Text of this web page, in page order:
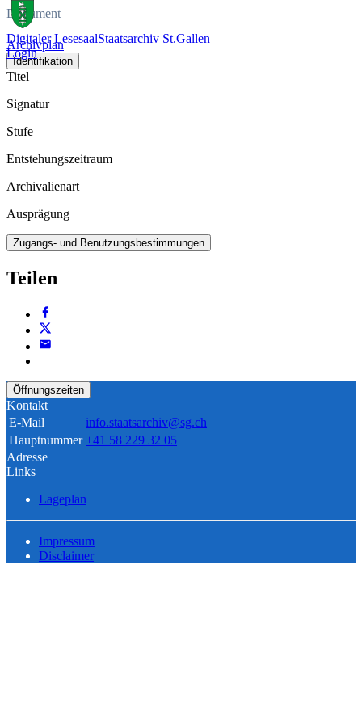
Digitaler LesesaalStaatsarchiv St.Gallen
Login
Dokument
Archivplan
Identifikation
Titel
Signatur
Stufe
Entstehungszeitraum
Archivalienart
Ausprägung
Zugangs- und Benutzungsbestimmungen
Teilen
Öffnungszeiten
Kontakt
E-Mail
info.staatsarchiv@sg.ch
Hauptnummer +41 58 229 32 05
Adresse
Links
Lageplan
Impressum
Disclaimer